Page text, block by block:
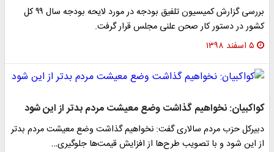
بررسی گزارش کمیسیون تلفیق بودجه در مورد لایحه بودجه سال ۹۹ کل
کشور در دستور کار صحن علنی مجلس قرار گرفت.
۵ اسفند ۱۳۹۸
کواکبیان: نخواهیم گذاشت وضع معیشت مردم بدتر از این شود
دبیرکل حزب مردم سالاری گفت: نخواهیم گذاشت وضع معیشت مردم بدتر
از این شود و با تصویب طرح‌ها از افزایش قیمت‌ها جلوگیری…